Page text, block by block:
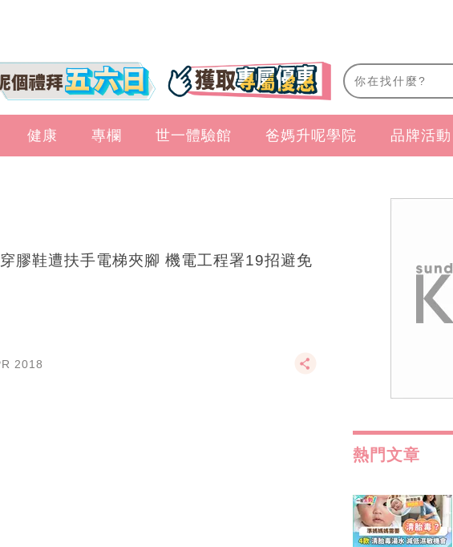
健康 專欄 世一體驗館 爸媽升呢學院 品牌活動
膠鞋遭扶手電梯夾腳 機電工程署19招避免
2018
熱門文章